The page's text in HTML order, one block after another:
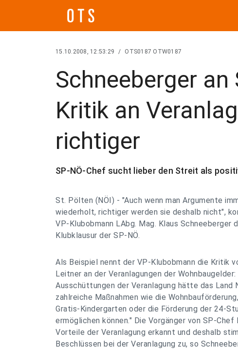
15.10.2008, 12:53:29 / OTS0187 OTW0187
Schneeberger an
Kritik an
richtiger
SP-NÖ-Chef sucht lieber den Streit als
St. Pölten (NÖI) - "Auch wenn man Argumente
wiederholt, richtiger werden sie deshalb nicht",
VP-Klubobmann LAbg. Mag. Klaus Schneeberger
Klubklausur der SP-NÖ.
Als Beispiel nennt der VP-Klubobmann die Kritik
Leitner an der Veranlagungen der Wohnbaugelder:
Ausschüttungen der Veranlagung hätte das Land
zahlreiche Maßnahmen wie die
Gratis-Kindergarten oder die Förderung der 24-
ermöglichen können." Die Vorgänger von SP-
Vorteile der Veranlagung erkannt und deshalb
Beschlüssen bei der Veranlagung zu, so